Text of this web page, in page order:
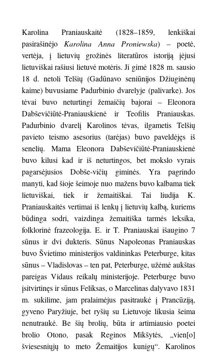
Karolina Praniauskaitė (1828–1859, lenkiškai
pasirašinėjo Karolina Anna Proniewska) – poetė,
vertėja, į lietuvių grožinės literatūros istoriją įėjusi
lietuviškai rašiusi lietuvė motėris. Ji gimė 1828 m. sausio
18 d. netoli Telšių (Gadūnavo seniūnijos Džiuginėnų
kaime) buvusiame Padurbinio dvarelyje (palivarke). Jos
tėvai buvo neturtingi žemaičių bajorai – Eleonora
Dabševičiūtė-Praniauskienė ir Teofilis Praniauskas.
Padurbinio dvarelį Karolinos tėvas, ilgametis Telšių
pavieto teismo asesorius (tarėjas) buvo paveldėjęs iš
senelių. Mama Eleonora Dabševičiūtė-Praniauskienė
buvo kilusi kad ir iš neturtingos, bet mokslo vyrais
pagarsėjusios Dobše-vičių giminės. Yra pagrindo
manyti, kad šioje šeimoje nuo mažens buvo kalbama tiek
lietuviškai, tiek ir žemaitiškai. Tai liudija K.
Praniauskaitės vertimai iš lenkų į lietuvių kalbą, kuriems
būdinga sodri, vaizdinga žemaitiška tarmės leksika,
folklorinė frazeologija. E. ir T. Praniauskai išaugino 7
sūnus ir dvi dukteris. Sūnus Napoleonas Praniauskas
buvo Švietimo ministerijos valdininkas Peterburge, kitas
sūnus – Vladislovas – ten pat, Peterburge, užėmė aukštas
pareigas Vidaus reikalų ministerijoje. Peterburge buvo
įsitvirtinęs ir sūnus Feliksas, o Marcelinas dalyvavo 1831
m. sukilime, jam pralaimėjus pasitraukė į Prancūziją,
gyveno Paryžiuje, bet ryšių su Lietuvoje likusia šeima
nenutraukė. Be šių brolių, būta ir artimiausio poetei
brolio Otono, pasak Reginos Mikšytės, „vien[o]
šviesesniųjų to meto Žemaitijos kunigų“. Karolinos